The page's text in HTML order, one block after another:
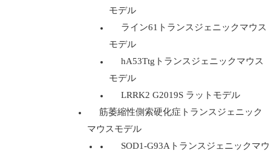
モデル
ライン61トランスジェニックマウス
モデル
hA53Ttgトランスジェニックマウス
モデル
LRRK2 G2019S ラットモデル
筋萎縮性側索硬化症トランスジェニック
マウスモデル
SOD1-G93Aトランスジェニックマウ